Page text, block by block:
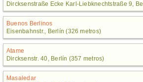
Dircksenstraße Ecke Karl-Liebknechtstraße 9,
Buenos Berlinos
Eisenbahnstr., Berlín (326 metros)
Atame
Dircksenstr. 40, Berlín (357 metros)
Masaledar